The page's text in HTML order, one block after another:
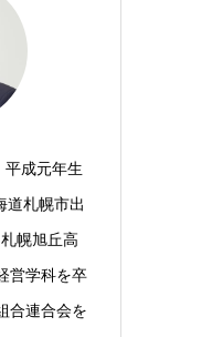
平成元年生
道札幌市出
幌旭丘高
営学科を卒
合連合会を